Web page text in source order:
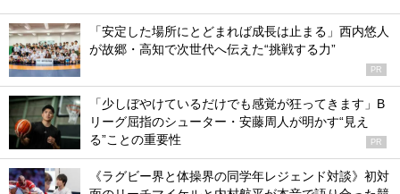
「安定した場所にとどまれば成長は止まる」西内悠人
が故郷・高知で次世代へ伝えた“挑戦する力”
PR
「少しぼやけているだけでも感覚が狂ってきます」B
リーグ屈指のシューター・安藤周人が明かす“見え
る”ことの重要性
PR
《ラグビー界と体操界の同学年レジェンド対談》初対